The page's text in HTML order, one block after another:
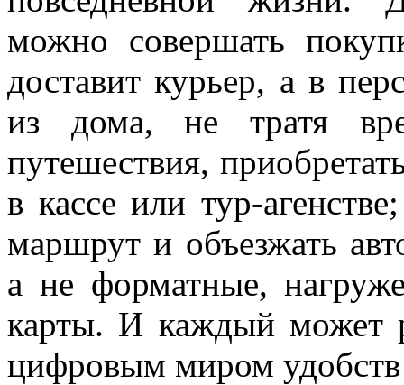
можно совершать
доставит курьер, а в
из дома, не тратя
путешествия,
в кассе или тур-
маршрут и объезжать
а не форматные,
карты. И каждый может
цифровым миром